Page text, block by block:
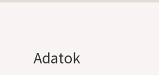
Adatok